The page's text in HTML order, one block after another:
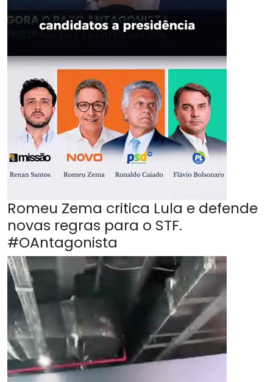
Romeu Zema critica Lula e defende
novas regras para o STF.
#OAntagonista